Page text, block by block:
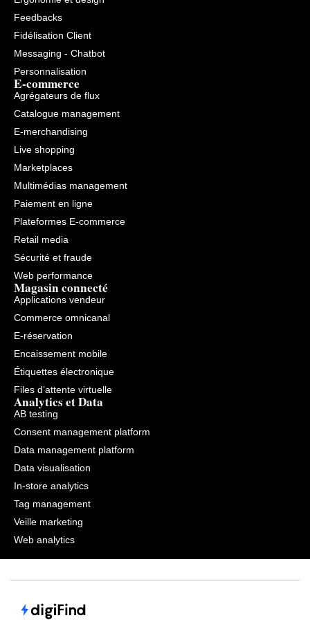
Feedbacks
Fidélisation Client
Messaging - Chatbot
Personnalisation
E-commerce
Agrégateurs de flux
Catalogue management
E-merchandising
Live shopping
Marketplaces
Multimédias management
Paiement en ligne
Plateformes E-commerce
Retail media
Sécurité et fraude
Web performance
Magasin connecté
Applications vendeur
Commerce omnicanal
E-réservation
Encaissement mobile
Étiquettes électronique
Files d’attente virtuelle
Analytics et Data
AB testing
Consent management platform
Data management platform
Data visualisation
In-store analytics
Tag management
Veille marketing
Web analytics